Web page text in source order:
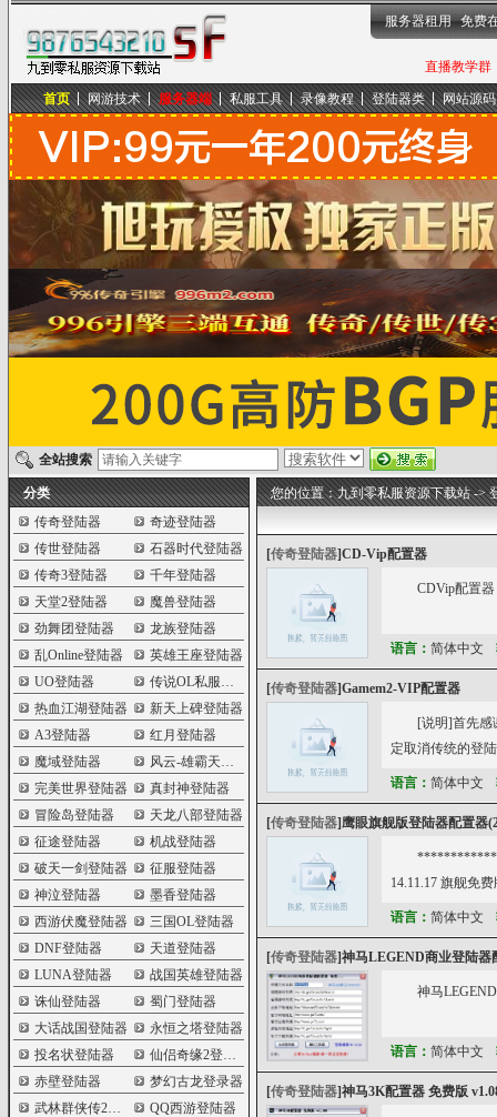
九到零私服资源下载站
直播教学群
服务器租用 免费
首页 网游技术 服务器端 私服工具 录像教程 登陆器类 网站源码
全站搜索
分类
传奇登陆器
奇迹登陆器
传世登陆器
石器时代登陆器
传奇3登陆器
千年登陆器
天堂2登陆器
魔兽登陆器
劲舞团登陆器
龙族登陆器
乱Online登陆器
英雄王座登陆器
UO登陆器
传说OL私服登陆器
热血江湖登陆器
新天上碑登陆器
A3登陆器
红月登陆器
魔域登陆器
风云-雄霸天下登陆器
完美世界登陆器
真封神登陆器
冒险岛登陆器
天龙八部登陆器
征途登陆器
机战登陆器
破天一剑登陆器
征服登陆器
神泣登陆器
墨香登陆器
西游伏魔登陆器
三国OL登陆器
DNF登陆器
天道登陆器
LUNA登陆器
战国英雄登陆器
诛仙登陆器
蜀门登陆器
大话战国登陆器
永恒之塔登陆器
投名状登陆器
仙侣奇缘2登陆器
赤壁登陆器
梦幻古龙登录器
武林群侠传2登陆器
QQ西游登陆器
您的位置：九到零私服资源下载站->
[传奇登陆器]CD-Vip配置器
CDVip配置器
语言： 简体中文
[传奇登陆器]Gamem2-VIP配置器
[说明]首先感
定取消传统的登
语言： 简体中文
[传奇登陆器]鹰眼旗舰版登陆器配置器
14.11.17 旗舰免
语言： 简体中文
[传奇登陆器]神马LEGEND商业登陆器
神马
语言： 简体中文
[传奇登陆器]神马3K配置器 免费版